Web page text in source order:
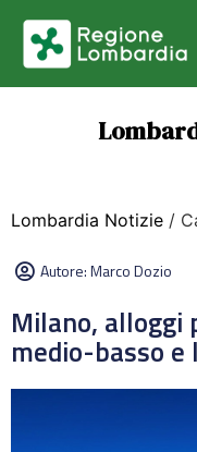
Lombardia Notizie /
Autore:Marco Dozio
Milano, alloggi
medio-basso